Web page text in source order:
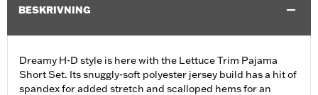
BESKRIVNING
Dreamy H-D style is here with the Lettuce Trim Pajama
Short Set. Its snuggly-soft polyester jersey build has a hit of
spandex for added stretch and scalloped hems for an